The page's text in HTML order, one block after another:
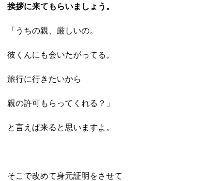
挨拶に来てもらいましょう。
「うちの親、厳しいの。
彼くんにも会いたがってる。
旅行に行きたいから
親の許可もらってくれる？」
と言えば来ると思いますよ。
そこで改めて身元証明をさせて